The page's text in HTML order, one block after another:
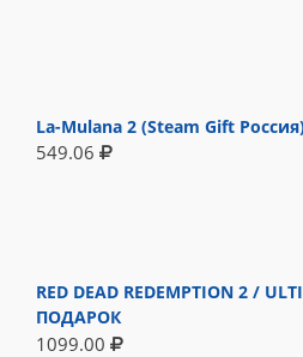
La-Mulana 2 (Steam Gift
549.06
RED DEAD REDEMPTION 2 /
ПОДАРОК
1099.00